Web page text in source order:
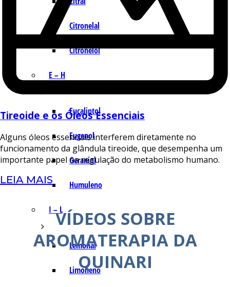
Citronelal
Citronelol
E – H
Eucaliptol
Eugenol
Geraniol
Humuleno
I – L
Lemonal
Limoneno
Tireoide e os Óleos Essenciais
Alguns óleos essenciais interferem diretamente no
funcionamento da glândula tireoide, que desempenha um
importante papel na regulação do metabolismo humano.
LEIA MAIS
VÍDEOS SOBRE
AROMATERAPIA DA
QUINARI